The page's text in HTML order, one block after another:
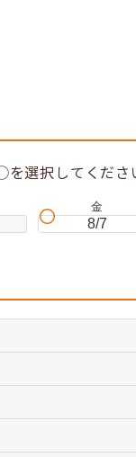
選択してくださ
金
8/7